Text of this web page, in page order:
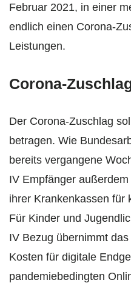
Februar 2021, in einer
endlich einen Corona-
Leistungen.
Corona-
Der Corona-Zuschlag
betragen. Wie
bereits vergangene
IV Empfänger
ihrer Krankenkassen für
Für Kinder und
IV Bezug übernimmt
Kosten für digitale
pandemiebedingten